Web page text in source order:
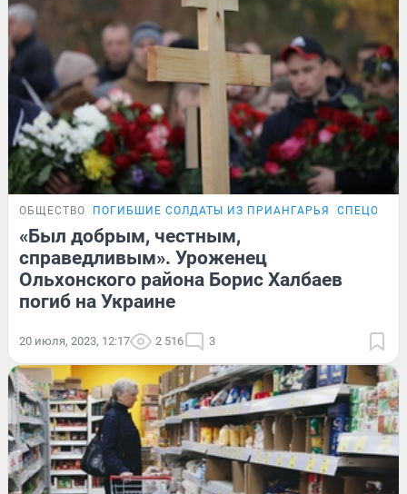
ОБЩЕСТВО ПОГИБШИЕ СОЛДАТЫ ИЗ ПРИАНГАРЬЯ
«Был добрым, честным,
справедливым». Уроженец
Ольхонского района Борис Халбаев
погиб на Украине
20 июля, 2023, 12:17 2 516 3